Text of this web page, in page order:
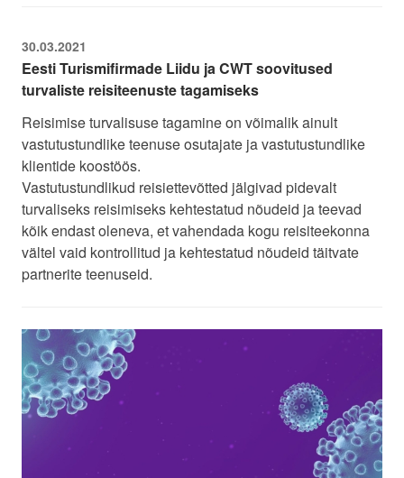
30.03.2021
Eesti Turismifirmade Liidu ja CWT soovitused
turvaliste reisiteenuste tagamiseks
Reisimise turvalisuse tagamine on võimalik ainult
vastutustundlike teenuse osutajate ja vastutustundlike
klientide koostöös.
Vastutustundlikud reisiettevõtted jälgivad pidevalt
turvaliseks reisimiseks kehtestatud nõudeid ja teevad
kõik endast oleneva, et vahendada kogu reisiteekonna
vältel vaid kontrollitud ja kehtestatud nõudeid täitvate
partnerite teenuseid.